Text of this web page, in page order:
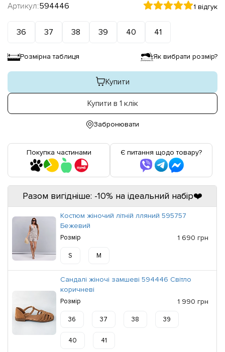
Артикул:594446 1 відгук
36 37 38 39 40 41
Розмірна таблиця Як вибрати розмір?
Купити
Купити в 1 клік
Забронювати
Покупка частинами Є питання щодо товару?
Разом вигідніше: -10% на ідеальний набір❤️
Костюм жіночий літній лляний 595757
Бежевий
Розмір 1 690 грн
S M
Сандалі жіночі замшеві 594446 Світло
коричневі
Розмір 1 990 грн
36 37 38 39
40 41